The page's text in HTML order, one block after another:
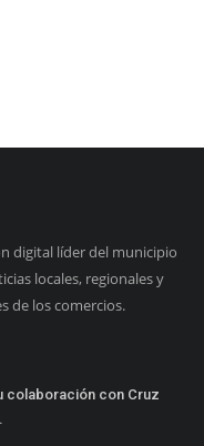
digital líder del municipio
locales, regionales y
de los comercios.
colaboración con Cruz